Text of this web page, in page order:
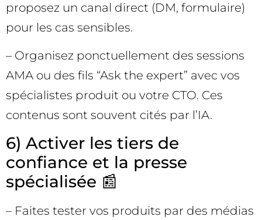
proposez un canal direct (DM, formulaire)
pour les cas sensibles.
– Organisez ponctuellement des sessions
AMA ou des fils “Ask the expert” avec vos
spécialistes produit ou votre CTO. Ces
contenus sont souvent cités par l’IA.
6) Activer les tiers de
confiance et la presse
spécialisée 📰
– Faites tester vos produits par des médias